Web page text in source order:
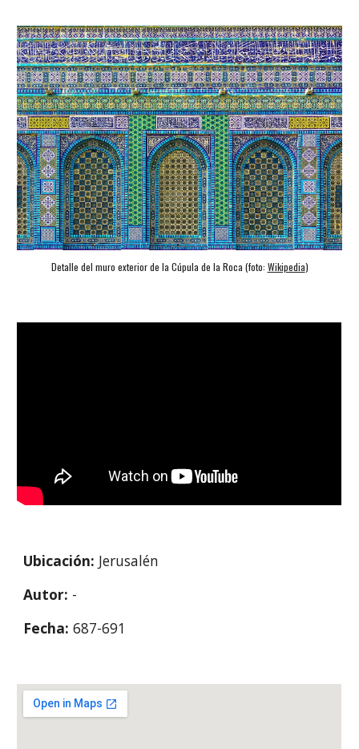
Detalle del muro exterior de la Cúpula de la Roca (foto: Wikipedia)
Ubicación: Jerusalén
Autor: -
Fecha: 687-691